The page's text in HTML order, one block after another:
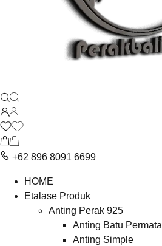
+62 896 8091 6699
HOME
Etalase Produk
Anting Perak 925
Anting Batu Permata
Anting Simple